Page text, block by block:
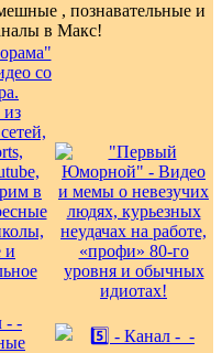
, познавательные и
в Макс!